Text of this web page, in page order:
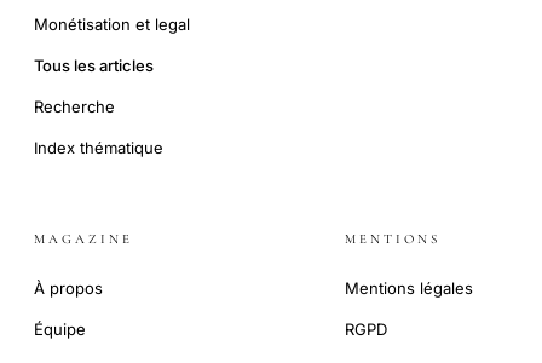
Monétisation et legal
Tous les articles
Recherche
Index thématique
MAGAZINE
À propos
Équipe
MENTIONS
Mentions légales
RGPD